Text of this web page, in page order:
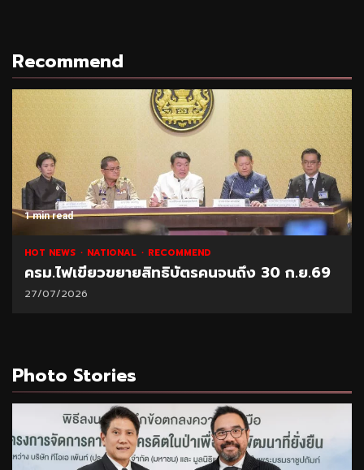
Recommend
1 min read
HOT NEWS NATIONAL RECOMMEND
ครม.ไฟเขียวขยายสิทธิบัตรคนจนถึง 30 ก.ย.69
27/07/2026
Photo Stories